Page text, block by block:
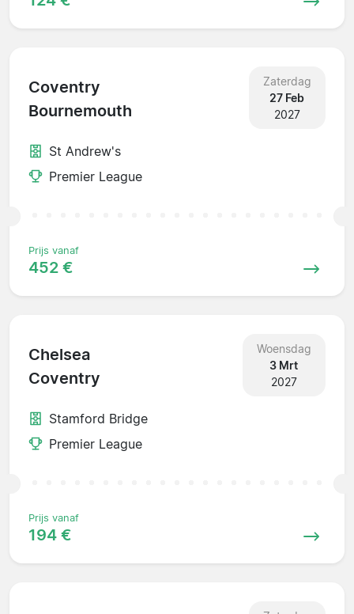
Coventry
Bournemouth
Zaterdag
27 Feb
2027
St Andrew's
Premier League
Prijs vanaf
452 €
Chelsea
Coventry
Woensdag
3 Mrt
2027
Stamford Bridge
Premier League
Prijs vanaf
194 €